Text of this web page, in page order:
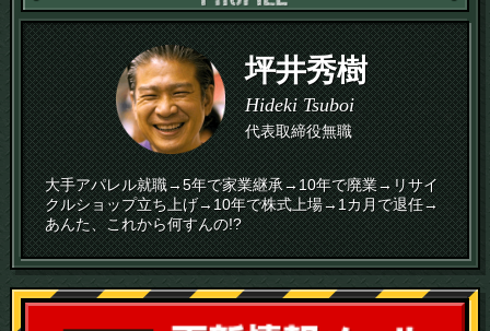
坪井秀樹
Hideki Tsuboi
代表取締役無職
大手アパレル就職→5年で家業継承→10年で廃業→リサイ
クルショップ立ち上げ→10年で株式上場→1カ月で退任→
あんた、これから何すんの!?